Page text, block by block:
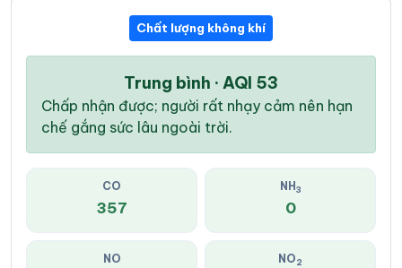
Chất lượng không khí
Trung bình · AQI 53
Chấp nhận được; người rất nhạy cảm nên hạn
chế gắng sức lâu ngoài trời.
CO
357
NH 3
0
NO NO2